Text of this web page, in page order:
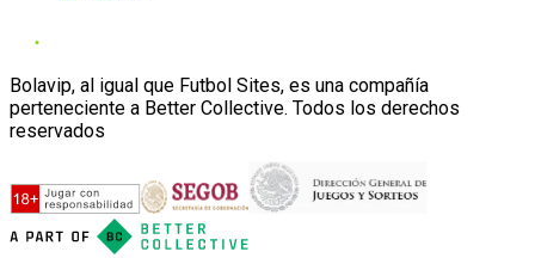
Bolavip, al igual que Futbol Sites, es una compañía
perteneciente a Better Collective. Todos los derechos
reservados